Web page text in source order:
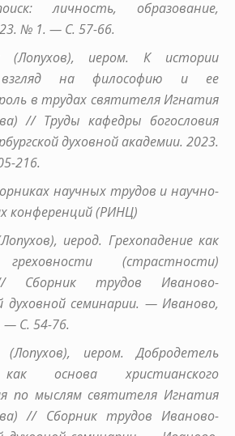
личность, образование,
№ 1. — С. 57-66.
(Лопухов), иером. К истории
взгляд на философию и ее
в трудах святителя Игнатия
// Труды кафедры богословия
духовной академии. 2023.
216.
научных трудов и научно-
конференций (РИНЦ)
иерод. Грехопадение как
(страстности)
Сборник трудов Иваново-
духовной семинарии. — Иваново,
С. 54-76.
иером. Добродетель
основа христианского
по мыслям святителя Игнатия
// Сборник трудов Иваново-